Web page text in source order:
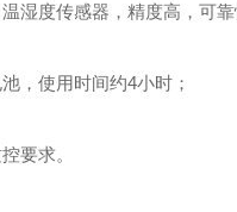
湿度传感器，精度高，可
，使用时间约4小时；
要求。